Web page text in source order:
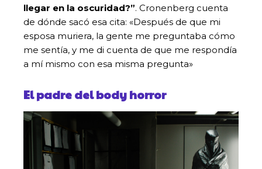
llegar en la oscuridad?”. Cronenberg cuenta
de dónde sacó esa cita: «Después de que mi
esposa muriera, la gente me preguntaba cómo
me sentía, y me di cuenta de que me respondía
a mí mismo con esa misma pregunta»
El padre del body horror